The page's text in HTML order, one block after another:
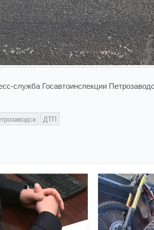
служба Госавтоинспекции
ДТП